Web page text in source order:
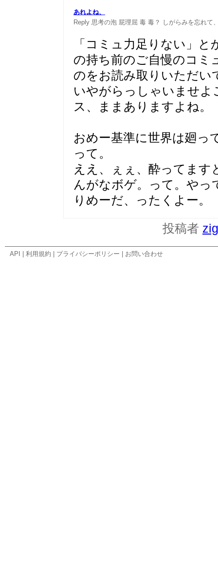
あれよね、
Reply 思考の泡 屁理屈 毒 毒？ しがらみを忘れて
「コミュ力足りない」
の持ち前のご自慢のコミ
のをお読み取りいただい
いやがらっしゃいませよ
ス、ままありますよね。
おめー基準に世界は廻っ
って。
ええ、ぇぇ、酔ってます
んがなボゲ。って。やっ
りめーだ、ったくよー。
投稿者
API 利用規約 プライバシーポリシー お問い合わせ